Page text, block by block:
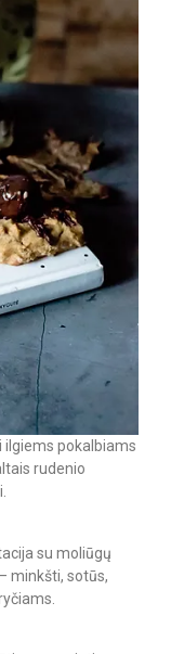
ilgiems pokalbiams
rudenio
su moliūgų
minkšti, sotūs,